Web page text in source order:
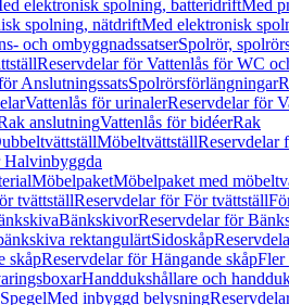
elektronisk spolning, batteridriftMed
spolning, nätdriftMed elektronisk
och ombyggnadssatserSpolrör,
Reservdelar för Vattenlås för WC
AnslutningssatsSpolrörsförlängningar
Vattenlås för urinalerReservdelar för
anslutningVattenlås för bidéerRak
MöbeltvättställReservdelar
Halvinbyggda
MöbelpaketMöbelpaket med
tvättställReservdelar för För tvättställ
BänkskivorReservdelar för
rektangulärtSidoskåp
skåpReservdelar för Hängande skåpFler
Handdukshållare och
Med inbyggd belysning